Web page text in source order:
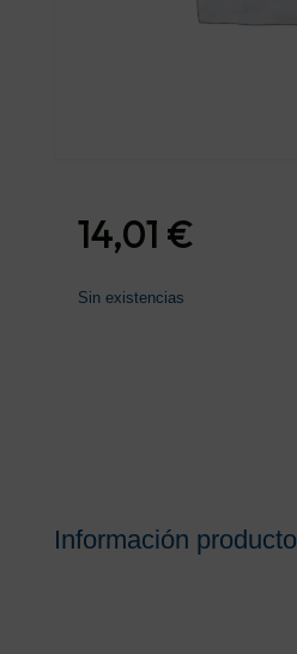
14,01 €
Sin existencias
Información producto